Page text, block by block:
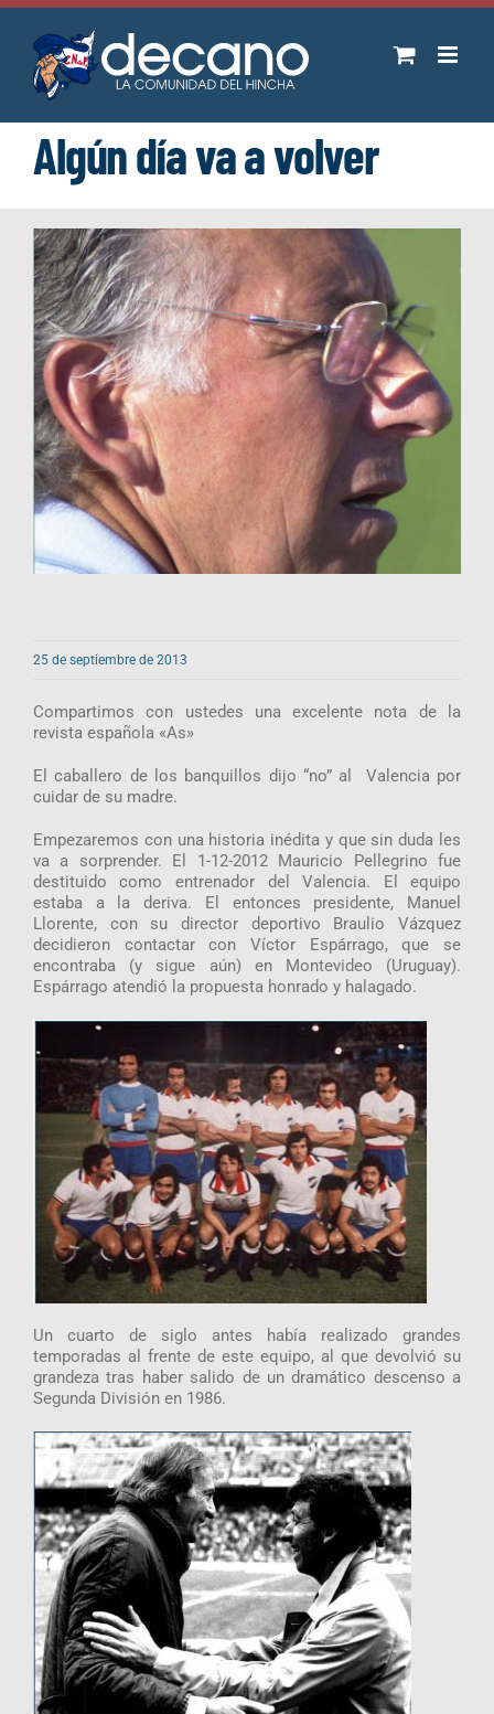
Saltar
contenido
Algún día va a volver
25 de septiembre de 2013
Compartimos con ustedes una excelente nota de la
revista española «As»
El caballero de los banquillos dijo “no” al Valencia por
cuidar de su madre.
Empezaremos con una historia inédita y que sin duda les
va a sorprender. El 1-12-2012 Mauricio Pellegrino fue
destituido como entrenador del Valencia. El equipo
estaba a la deriva. El entonces presidente, Manuel
Llorente, con su director deportivo Braulio Vázquez
decidieron contactar con Víctor Espárrago, que se
encontraba (y sigue aún) en Montevideo (Uruguay).
Espárrago atendió la propuesta honrado y halagado.
Un cuarto de siglo antes había realizado grandes
temporadas al frente de este equipo, al que devolvió su
grandeza tras haber salido de un dramático descenso a
Segunda División en 1986.